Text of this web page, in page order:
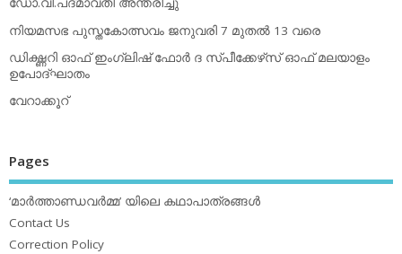
നിയമസഭ പുസ്തകോത്സവം ജനുവരി 7 മുതല്‍ 13 വരെ
ഡിക്ഷ്ണറി ഓഫ് ഇംഗ്ലിഷ് ഫോര്‍ ദ സ്പീക്കേഴ്‌സ് ഓഫ് മലയാളം
ഉപോദ്ഘാതം
വേറാക്കൂറ്
Pages
‘മാര്‍ത്താണ്ഡവര്‍മ്മ’ യിലെ കഥാപാത്രങ്ങള്‍
Contact Us
Correction Policy